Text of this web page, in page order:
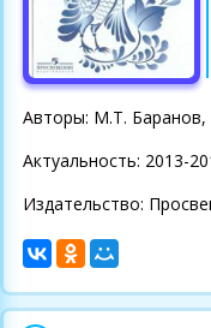
Авторы: М.Т. Баранов,
Актуальность: 2013-
Издательство: